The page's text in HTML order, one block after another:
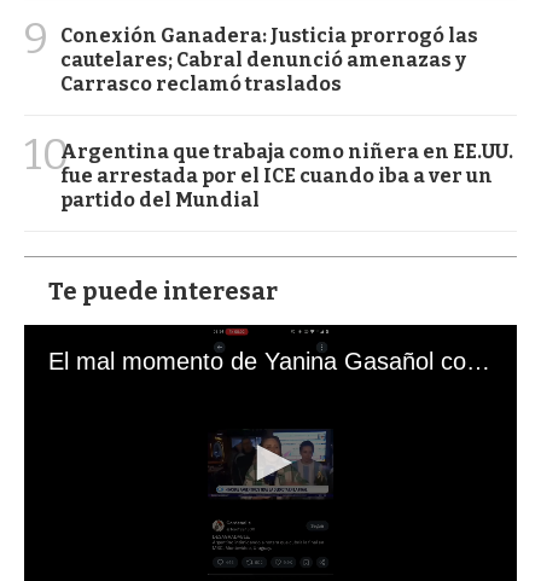
9
Conexión Ganadera: Justicia prorrogó las
cautelares; Cabral denunció amenazas y
Carrasco reclamó traslados
10Argentina que trabaja como niñera en EE.UU.
fue arrestada por el ICE cuando iba a ver un
partido del Mundial
Te puede interesar
El mal momento de Yanina Gasañol con un hincha argentino en "Subrayado"